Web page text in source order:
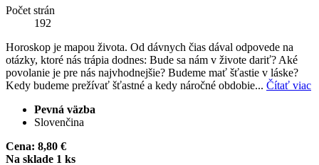
Počet strán
192
Horoskop je mapou života. Od dávnych čias dával odpovede na
otázky, ktoré nás trápia dodnes: Bude sa nám v živote dariť? Aké
povolanie je pre nás najvhodnejšie? Budeme mať šťastie v láske?
Kedy budeme prežívať šťastné a kedy náročné obdobie... Čítať viac
Pevná väzba
Slovenčina
Cena: 8,80 €
Na sklade 1 ks